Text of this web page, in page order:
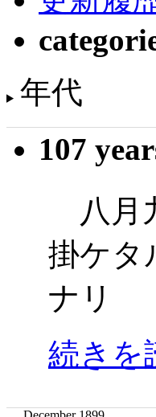
年代
107
八月
掛ケタ
ナリ
続きを